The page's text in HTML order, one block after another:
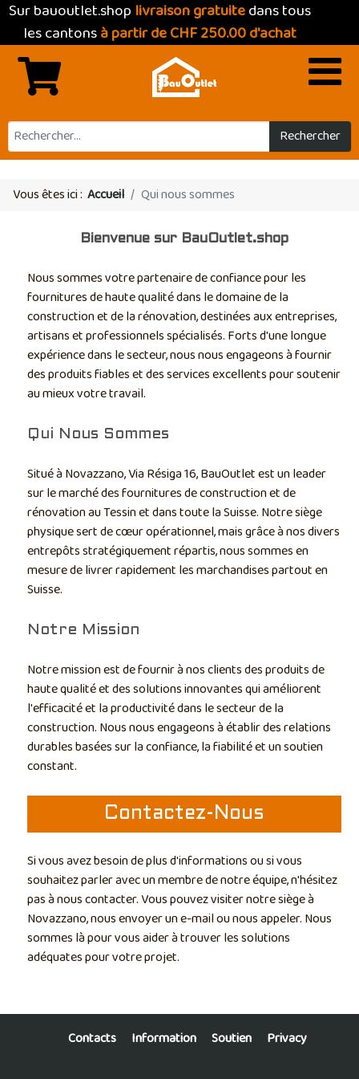
Sur bauoutlet.shop livraison gratuitedans tous
les cantonsà partir de CHF 250.00 d'achat
Rechercher
Vous êtes ici : Accueil Qui nous sommes
Bienvenue sur BauOutlet.shop
Nous sommes votre partenaire de confiance pour les
fournitures de haute qualité dans le domaine de la
construction et de la rénovation, destinées aux entreprises,
artisans et professionnels spécialisés. Forts d'une longue
expérience dans le secteur, nous nous engageons à fournir
des produits fiables et des services excellents pour soutenir
au mieux votre travail.
Qui Nous Sommes
Situé à Novazzano, Via Résiga 16, BauOutlet est un leader
sur le marché des fournitures de construction et de
rénovation au Tessin et dans toute la Suisse. Notre siège
physique sert de cœur opérationnel, mais grâce à nos divers
entrepôts stratégiquement répartis, nous sommes en
mesure de livrer rapidement les marchandises partout en
Suisse.
Notre Mission
Notre mission est de fournir à nos clients des produits de
haute qualité et des solutions innovantes qui améliorent
l'efficacité et la productivité dans le secteur de la
construction. Nous nous engageons à établir des relations
durables basées sur la confiance, la fiabilité et un soutien
constant.
Contactez-Nous
Si vous avez besoin de plus d'informations ou si vous
souhaitez parler avec un membre de notre équipe, n'hésitez
pas à nous contacter. Vous pouvez visiter notre siège à
Novazzano, nous envoyer un e-mail ou nous appeler. Nous
sommes là pour vous aider à trouver les solutions
adéquates pour votre projet.
Contacts Information Soutien Privacy